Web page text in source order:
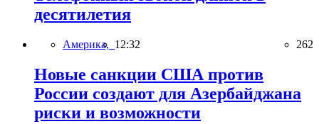
десятилетия
Америка, 12:32 262
Новые санкции США против
России создают для Азербайджана
риски и возможности